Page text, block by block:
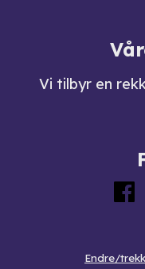
Vi tilbyr en
Endre/